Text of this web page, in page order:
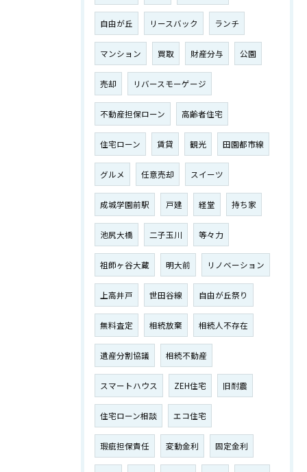
自由が丘 リースバック ランチ
マンション 買取 財産分与 公園
売却 リバースモーゲージ
不動産担保ローン 高齢者住宅
住宅ローン 賃貸 観光 田園都市線
グルメ 任意売却 スイーツ
成城学園前駅 戸建 経堂 持ち家
池尻大橋 二子玉川 等々力
祖師ヶ谷大蔵 明大前 リノベーション
上高井戸 世田谷線 自由が丘祭り
無料査定 相続放棄 相続人不存在
遺産分割協議 相続不動産
スマートハウス ZEH住宅 旧耐震
住宅ローン相談 エコ住宅
瑕疵担保責任 変動金利 固定金利